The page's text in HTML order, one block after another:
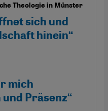
Theologie in Münster
sich und
hinein“
mich
Präsenz“